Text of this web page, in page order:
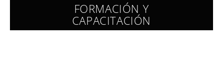
FORMACIÓN Y
CAPACITACIÓN